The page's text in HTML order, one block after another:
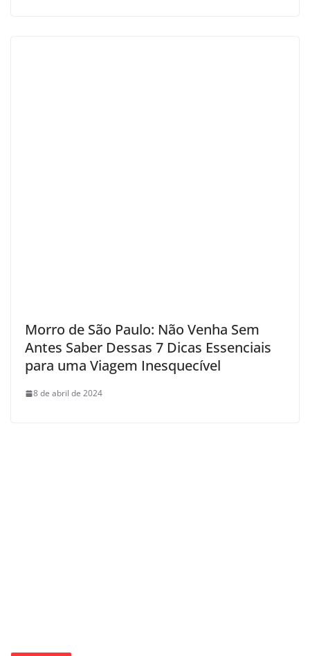
Morro de São Paulo: Não Venha Sem
Antes Saber Dessas 7 Dicas Essenciais
para uma Viagem Inesquecível
8 de abril de 2024